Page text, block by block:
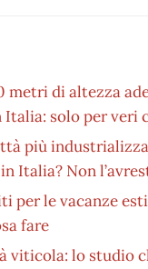
metri di altezza
Italia: solo per veri
più
Italia? Non
per le vacanze
fare
viticola: lo studio